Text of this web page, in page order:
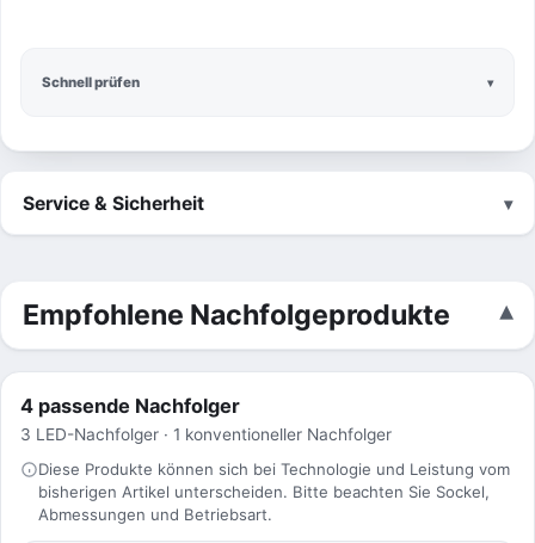
Schnell prüfen
Service & Sicherheit
Empfohlene Nachfolgeprodukte
4 passende Nachfolger
3 LED-Nachfolger · 1 konventioneller Nachfolger
Diese Produkte können sich bei Technologie und Leistung vom
bisherigen Artikel unterscheiden. Bitte beachten Sie Sockel,
Abmessungen und Betriebsart.